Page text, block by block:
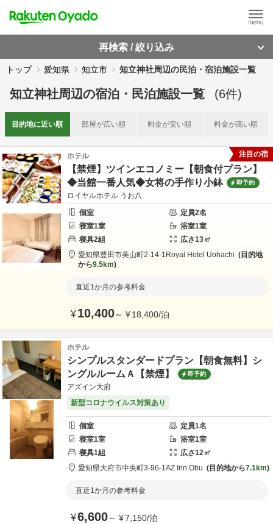
再検索 / 絞り込み
トップ 愛知県 知立市 知立神社周辺の民泊・宿泊施設一覧
知立神社周辺の宿泊・民泊施設一覧 (6件)
目的地に近い順 部屋が広い順 料金が安い順 料金が高い順
ホテル
【禁煙】ツインエコノミー【朝食付プラン】
◆当館一番人気◆女将の手作り小鉢
即予約
ロイヤルホテル うお八
個室
定員2名
寝室1室 浴室1室
寝具2組 広さ13㎡
愛知県豊田市美山町2-14-1 Royal Hotel Uohachi
目的地
から9.5km
直近1か月の参考料金
¥10,400～ ¥18,400/泊
注目の宿
ホテル
シンプルスタンダードプラン【朝食無料】シ
ングルルームＡ【禁煙】
即予約
アズイン大府
新型コロナウイルス対策あり
個室 定員1名
寝室1室 浴室1室
寝具1組 広さ12㎡
愛知県大府市中央町3-96-1AZ Inn Obu 目的地から7.1km
直近1か月の参考料金
¥6,600～ ¥7,150/泊